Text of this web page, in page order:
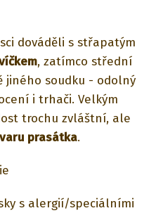
dováděli s střapatým
, zatímco střední
jiného soudku - odolný
i trhači. Velkým
trochu zvláštní, ale
prasátka.
s alergií/speciálními